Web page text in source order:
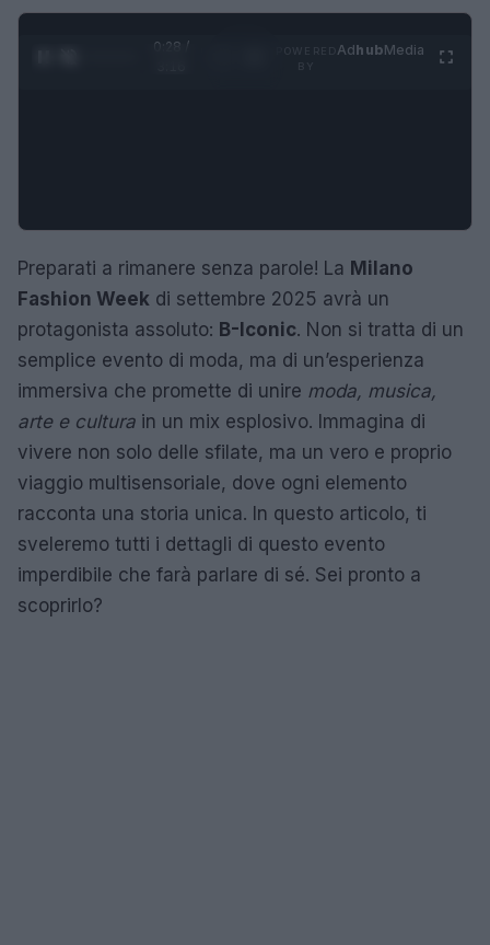
0:29 /
AdhubMedia
Preparati a rimanere senza parole! La Milano
Fashion Week di settembre 2025 avrà un
protagonista assoluto: B-Iconic. Non si tratta di un
semplice evento di moda, ma di un’esperienza
immersiva che promette di unire moda, musica,
arte e cultura in un mix esplosivo. Immagina di
vivere non solo delle sfilate, ma un vero e proprio
viaggio multisensoriale, dove ogni elemento
racconta una storia unica. In questo articolo, ti
sveleremo tutti i dettagli di questo evento
imperdibile che farà parlare di sé. Sei pronto a
scoprirlo?